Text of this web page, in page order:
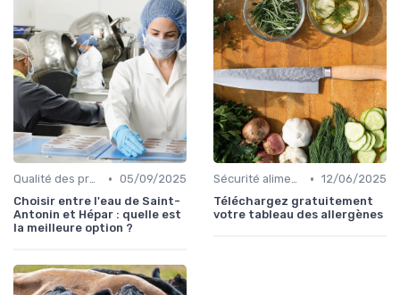
Qualité des produits • 05/09/2025
Choisir entre l'eau de Saint-
Antonin et Hépar : quelle est
la meilleure option ?
Sécurité alimentaire • 12/06/2025
Téléchargez gratuitement
votre tableau des allergènes